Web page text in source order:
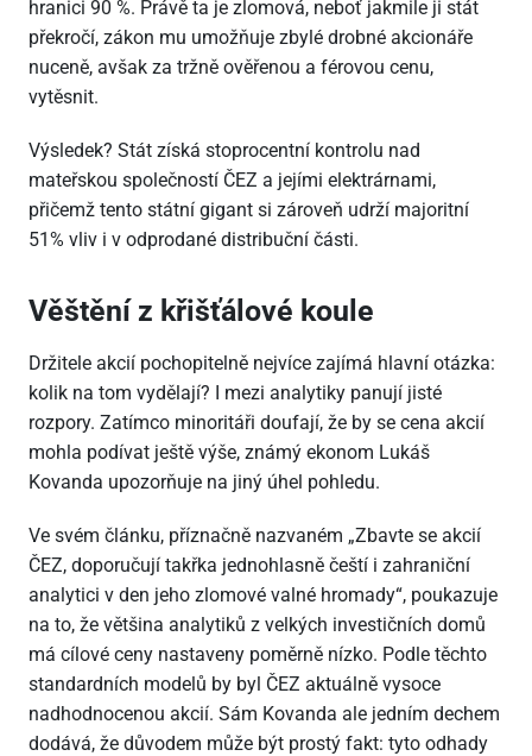
hranici 90 %. Právě ta je zlomová, neboť jakmile ji stát
překročí, zákon mu umožňuje zbylé drobné akcionáře
nuceně, avšak za tržně ověřenou a férovou cenu,
vytěsnit.
Výsledek? Stát získá stoprocentní kontrolu nad
mateřskou společností ČEZ a jejími elektrárnami,
přičemž tento státní gigant si zároveň udrží majoritní
51% vliv i v odprodané distribuční části.
Věštění z křišťálové koule
Držitele akcií pochopitelně nejvíce zajímá hlavní otázka:
kolik na tom vydělají? I mezi analytiky panují jisté
rozpory. Zatímco minoritáři doufají, že by se cena akcií
mohla podívat ještě výše, známý ekonom Lukáš
Kovanda upozorňuje na jiný úhel pohledu.
Ve svém článku, příznačně nazvaném „Zbavte se akcií
ČEZ, doporučují takřka jednohlasně čeští i zahraniční
analytici v den jeho zlomové valné hromady“, poukazuje
na to, že většina analytiků z velkých investičních domů
má cílové ceny nastaveny poměrně nízko. Podle těchto
standardních modelů by byl ČEZ aktuálně vysoce
nadhodnocenou akcií. Sám Kovanda ale jedním dechem
dodává, že důvodem může být prostý fakt: tyto odhady